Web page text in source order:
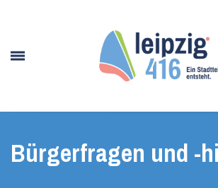
Bürgerfragen und -